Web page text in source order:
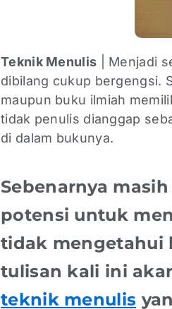
Teknik Menulis | Menjadi
dibilang cukup bergengsi.
maupun buku ilmiah
tidak penulis dianggap
di dalam bukunya.
Sebenarnya
potensi untuk
tidak mengetahui
tulisan kali ini
teknik menulis